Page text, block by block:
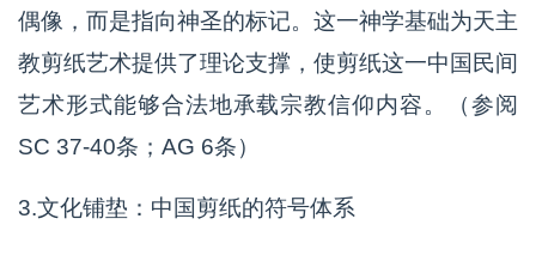
偶像，而是指向神圣的标记。这一神学基础为天主
教剪纸艺术提供了理论支撑，使剪纸这一中国民间
艺术形式能够合法地承载宗教信仰内容。（参阅
SC 37-40条；AG 6条）
3.文化铺垫：中国剪纸的符号体系